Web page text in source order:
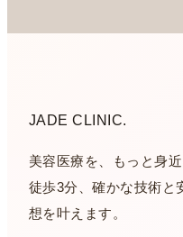
JADE CLINIC.
美容医療を、もっと身
徒歩3分、確かな技術と
想を叶えます。